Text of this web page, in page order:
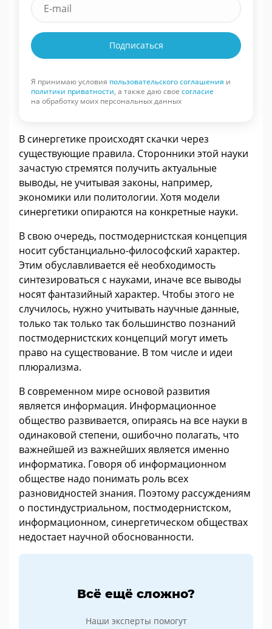
Подписаться
Я принимаю условия пользовательского соглашения и
политики приватности, а также даю свое согласие
на обработку моих персональных данных
В синергетике происходят скачки через
существующие правила. Сторонники этой науки
зачастую стремятся получить актуальные
выводы, не учитывая законы, например,
экономики или политологии. Хотя модели
синергетики опираются на конкретные науки.
В свою очередь, постмодернистская концепция
носит субстанциально-философский характер.
Этим обуславливается её необходимость
синтезироваться с науками, иначе все выводы
носят фантазийный характер. Чтобы этого не
случилось, нужно учитывать научные данные,
только так только так большинство познаний
постмодернистских концепций могут иметь
право на существование. В том числе и идеи
плюрализма.
В современном мире основой развития
является информация. Информационное
общество развивается, опираясь на все науки в
одинаковой степени, ошибочно полагать, что
важнейшей из важнейших является именно
информатика. Говоря об информационном
обществе надо понимать роль всех
разновидностей знания. Поэтому рассуждениям
о постиндустриальном, постмодернистском,
информационном, синергетическом обществах
недостает научной обоснованности.
Всё ещё сложно?
Наши эксперты помогут